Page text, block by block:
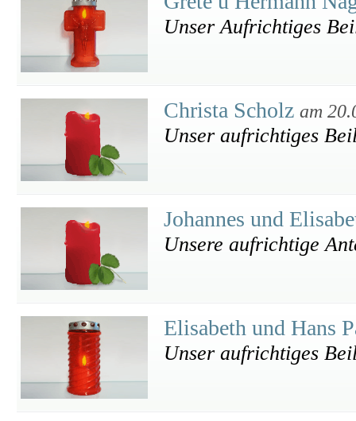
Unser Aufrichtiges
Christa Scholz am
Unser aufrichtiges
Johannes und
Unsere aufrichtige
Elisabeth und Hans
Unser aufrichtiges